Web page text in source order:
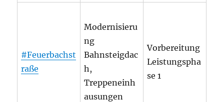
#Feuerbachst
raße
Modernisieru
ng
Bahnsteigdac
h,
Treppeneinh
ausungen
Vorbereitung
Leistungspha
se 1